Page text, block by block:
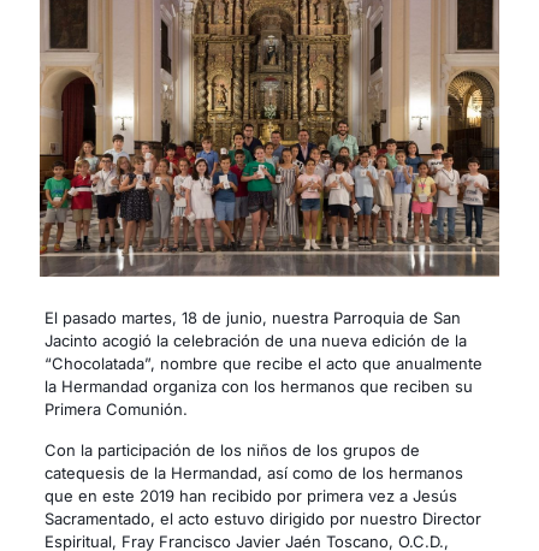
El pasado martes, 18 de junio, nuestra Parroquia de San
Jacinto acogió la celebración de una nueva edición de la
“Chocolatada”, nombre que recibe el acto que anualmente
la Hermandad organiza con los hermanos que reciben su
Primera Comunión.
Con la participación de los niños de los grupos de
catequesis de la Hermandad, así como de los hermanos
que en este 2019 han recibido por primera vez a Jesús
Sacramentado, el acto estuvo dirigido por nuestro Director
Espiritual, Fray Francisco Javier Jaén Toscano, O.C.D.,